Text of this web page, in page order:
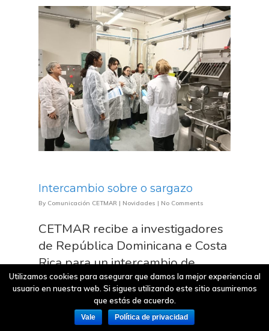
Intercambio sobre o sargazo
By Comunicación CETMAR | Novidades | No Comments
CETMAR recibe a investigadores
de República Dominicana e Costa
Rica para un intercambio de
experiencias sobre a análise,
tratamento e valorización do
sargazo
Utilizamos cookies para asegurar que damos la mejor experiencia al
usuario en nuestra web. Si sigues utilizando este sitio asumiremos
que estás de acuerdo.
Vale Política de privacidad